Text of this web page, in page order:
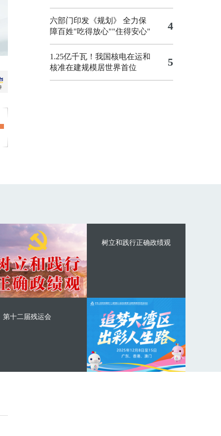
六部门印发《规划》 全力保
障百姓"吃得放心""住得安心"
4
1.25亿千瓦！我国核电在运和
核准在建规模居世界首位
5
树立和践行正确政绩观
第十二届残运会